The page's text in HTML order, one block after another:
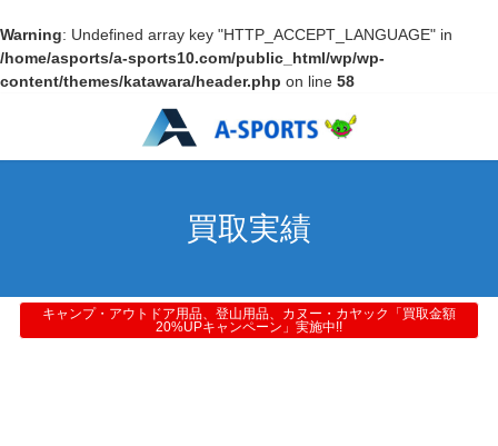
Warning: Undefined array key "HTTP_ACCEPT_LANGUAGE" in
/home/asports/a-sports10.com/public_html/wp/wp-
content/themes/katawara/header.php on line 58
買取実績
キャンプ・アウトドア用品、登山用品、カヌー・カヤック「買取金額
20%UPキャンペーン」実施中!!